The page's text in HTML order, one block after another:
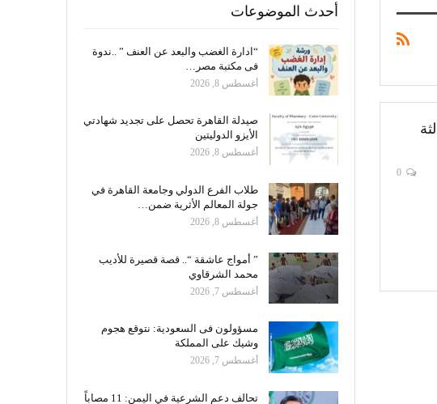
أحدث الموضوعات
“ادارة الغضب والبعد عن العنف ” ..ندوة
فى مكتبة مصر…
أغسطس 8, 2026
صيدلة القاهرة تحصل على تجديد شهادتي
الأيزو الدوليتين
أغسطس 8, 2026
طلاب الفرع الدولي وجامعة القاهرة في
جولة المعالم الأثرية ضمن…
أغسطس 8, 2026
” أمواج عاشقة “.. قصة قصيرة للأديب
محمد الشرقاوي
أغسطس 7, 2026
مسؤولون فى السعودية: نتوقع هجوم
وشيك على المملكة
أغسطس 7, 2026
تحالف دعم الشرعية في اليمن: 11 مصاباً